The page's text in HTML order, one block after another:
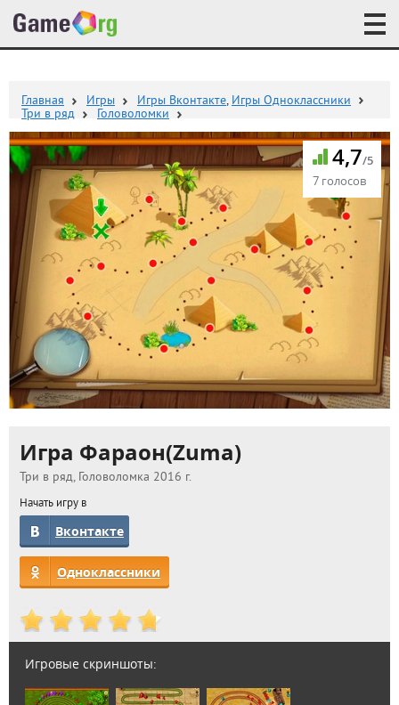
Главная Игры Игры Вконтакте, Игры Одноклассники
Три в ряд
Головоломки
4,7/5
7 голосов
Игра Фараон(Zuma)
Три в ряд, Головоломка 2016 г.
Начать игру в
Вконтакте
Одноклассники
Игровые скриншоты: